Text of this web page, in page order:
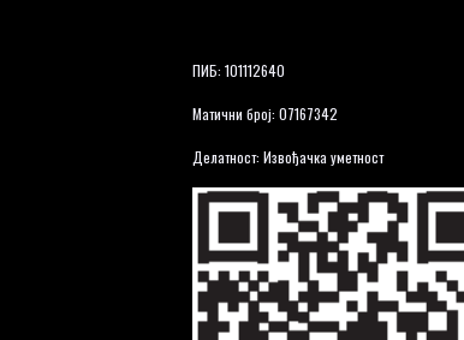
ПИБ: 101112640
Матични број: 07167342
Делатност: Извођачка уметност